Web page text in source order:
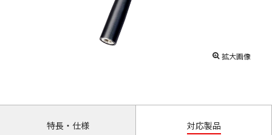
拡大画像
特長・仕様 対応製品